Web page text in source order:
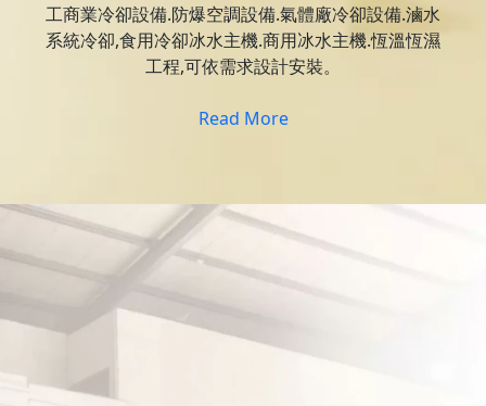
工商業冷卻設備.防爆空調設備.氣體廠冷卻設備.滷水
系統冷卻,食用冷卻冰水主機.商用冰水主機.恆溫恆濕
工程,可依需求設計安裝。
Read More